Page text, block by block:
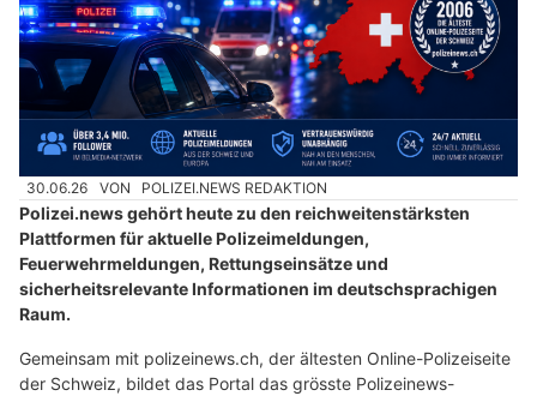
30.06.26 VON POLIZEI.NEWS REDAKTION
Polizei.news gehört heute zu den reichweitenstärksten
Plattformen für aktuelle Polizeimeldungen,
Feuerwehrmeldungen, Rettungseinsätze und
sicherheitsrelevante Informationen im deutschsprachigen
Raum.
Gemeinsam mit polizeinews.ch, der ältesten Online-Polizeiseite
der Schweiz, bildet das Portal das grösste Polizeinews-